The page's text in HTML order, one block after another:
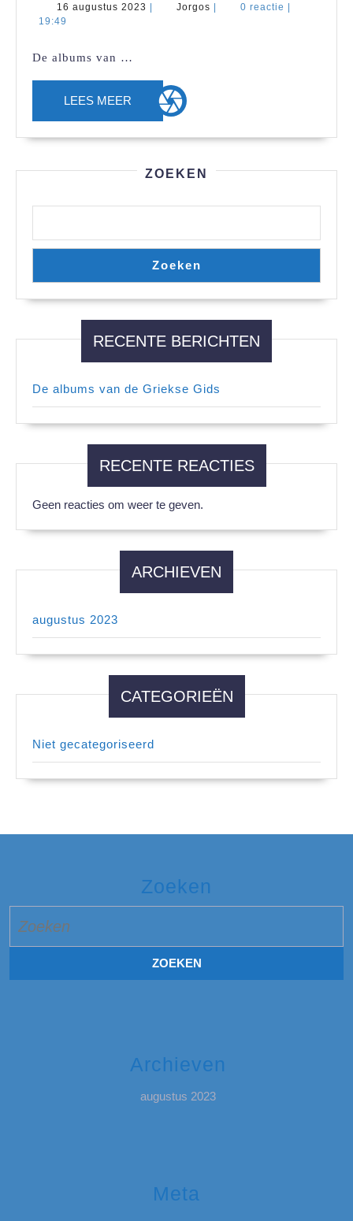
van
Griekse
Gids
16 augustus 2023 16
Jorgos Jorgos0 reactie
19:49
De albums van …
LEES MEER LEES
MEER
ZOEKEN
Zoeken
RECENTE BERICHTEN
De albums van de Griekse Gids
RECENTE REACTIES
Geen reacties om weer te geven.
ARCHIEVEN
augustus 2023
CATEGORIEËN
Niet gecategoriseerd
Zoeken
naar:
Archieven
augustus 2023
Meta